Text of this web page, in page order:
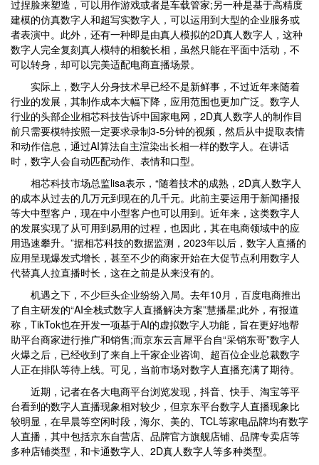
过捏脸来塑造，可以用作游戏或者是车载管家;另一种是基于高精度
建模的仿真数字人和超写实数字人，可以运用到大型的企业服务或
者表演中。此外，还有一种即是由真人模拟的2D真人数字人，这种
数字人完全复刻真人模特的相貌长相，虽然只能在平面中活动，不
可以转身，却可以完美适配电商直播场景。
实际上，数字人分身技术早已经不是新鲜事，不过近年来随着
行业的发展，其制作成本大幅下降，应用范围也更加广泛。数字人
行业的头部企业相芯科技告诉中国家电网，2D真人数字人的制作目
前只需要模特按照一定要求录制3-5分钟的视频，然后从中提取表情
和动作信息，通过AI算法自主渲染出长相一样的数字人。在讲话
时，数字人会自动匹配动作、表情和口型。
相芯科技市场总监lisa表示，“随着技术的成熟，2D真人数字人
的成本从过去的几万元到现在的几千元。此前主要运用于新闻播报
等大中型客户，现在中小型客户也可以用到。近年来，这类数字人
的发展实现了从可用到易用的过程，也因此，其在电商领域中的应
用迅速攀升。”据相芯科技的数据监测，2023年以后，数字人直播的
应用呈现爆发式增长，甚至不少的商家开始在大促节点利用数字人
代替真人拉直播时长，这在之前是从来没有的。
机遇之下，不少巨头企业纷纷入局。去年10月，百度电商推出
了自主研发的“AI全栈式数字人直播解决方案”慧播星;此外，有报道
称，TikTok也在开发一项基于AI的虚拟数字人功能，旨在更好地帮
助平台商家进行推广和销售;而京东云言犀平台自“采销东哥”数字人
火爆之后，已经收到了来自上千家企业咨询、超百位企业总裁数字
人正在排队等待上线。可见，当前市场对数字人直播充满了期待。
近期，记者在各大电商平台浏览发现，抖音、快手、淘宝等平
台看到的数字人直播现象相对较少，但京东平台数字人直播现象比
较明显，在早晨等空闲时段，海尔、美的、TCL等家电品牌均有数字
人直播，其中包括京东自营店、品牌官方旗舰店铺、品牌专卖店等
多种店铺类型，和卡通数字人、2D真人数字人等多种类型。